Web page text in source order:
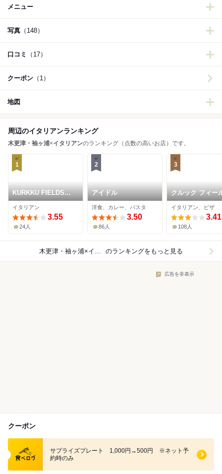
メニュー
写真 （148）
口コミ （17）
クーポン （1）
地図
周辺のイタリアンランキング
木更津・袖ヶ浦×イタリアンのランキング（点数の高いお店）です。
1
KURKKU FIELDS
perus
イタリアン
3.55
24人
2
アイドル
洋食、カレー、パスタ
3.50
86人
3
クルック フィー
ダイニング
イタリアン、ピザ
3.41
108人
木更津・袖ヶ浦×イタリアン のランキングをもっと見る
広告を非表示
クーポン
食べログ クーポン
サプライズプレート 1,000円→500円 ※ネット予
約時のみ